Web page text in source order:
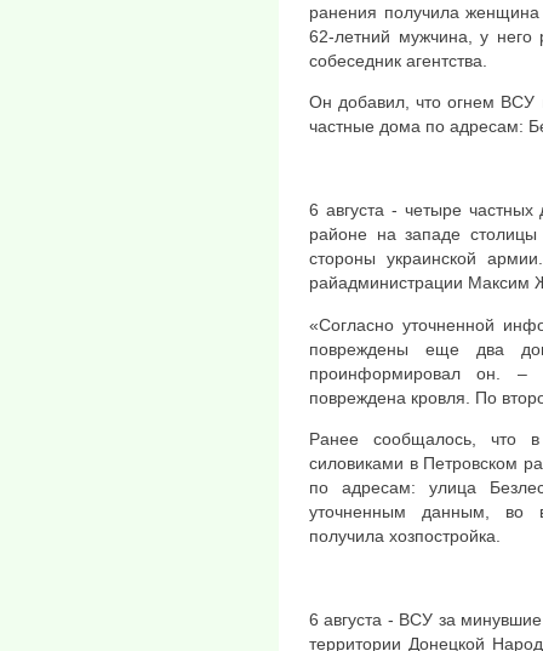
ранения получила
62-летний мужчина, у него
собеседник агентства.
Он добавил, что огнем ВСУ
частные дома по адресам:
6 августа - четыре
районе на западе
стороны украинской
райадминистрации Максим
«Согласно уточненной
повреждены еще два
проинформировал он.
повреждена кровля. По
Ранее сообщалось, что
силовиками в Петровском
по адресам: улица
уточненным данным, во
получила хозпостройка.
6 августа - ВСУ за
территории Донецкой